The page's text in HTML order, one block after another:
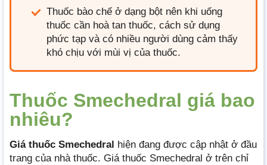
Thuốc bào chế ở dạng bột nên khi uống
thuốc cần hoà tan thuốc, cách sử dụng
phức tạp và có nhiều người dùng cảm thấy
khó chịu với mùi vị của thuốc.
Thuốc Smechedral giá bao
nhiêu?
Giá thuốc Smechedral hiện đang được cập nhật ở đầu
trang của nhà thuốc. Giá thuốc Smechedral ở trên chỉ